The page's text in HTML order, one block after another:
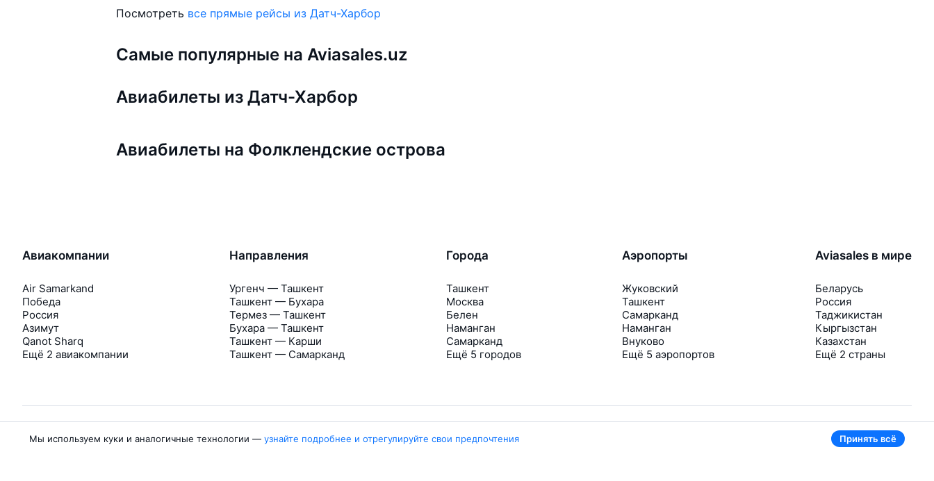
Посмотреть все прямые рейсы из Датч-Харбор
Самые популярные на Aviasales.uz
Авиабилеты из Датч-Харбор
Авиабилеты на Фолклендские острова
Авиакомпании
Air Samarkand
Победа
Россия
Азимут
Qanot Sharq
Ещё 2 авиакомпании
Направления
Ургенч — Ташкент
Ташкент — Бухара
Термез — Ташкент
Бухара — Ташкент
Ташкент — Карши
Ташкент — Самарканд
Города
Ташкент
Москва
Белен
Наманган
Самарканд
Ещё 5 городов
Аэропорты
Жуковский
Ташкент
Самарканд
Наманган
Внуково
Ещё 5 аэропортов
Aviasales в мире
Беларусь
Россия
Таджикистан
Кыргызстан
Казахстан
Ещё 2 страны
Мы используем куки и аналогичные технологии — узнайте подробнее и отрегулируйте свои предпочтения Принять всё